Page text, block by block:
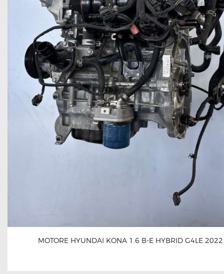
MOTORE HYUNDAI KONA 1.6 B-E HYBRID G4LE